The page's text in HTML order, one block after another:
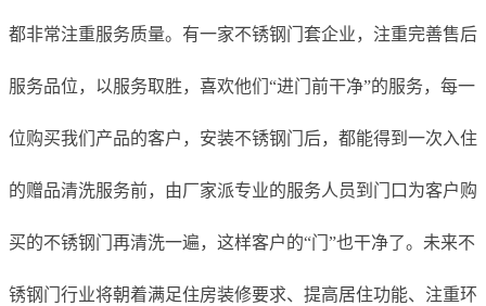
都非常注重服务质量。有一家不锈钢门套企业，注重完善售后
服务品位，以服务取胜，喜欢他们“进门前干净”的服务，每一
位购买我们产品的客户，安装不锈钢门后，都能得到一次入住
的赠品清洗服务前，由厂家派专业的服务人员到门口为客户购
买的不锈钢门再清洗一遍，这样客户的“门”也干净了。未来不
锈钢门行业将朝着满足住房装修要求、提高居住功能、注重环